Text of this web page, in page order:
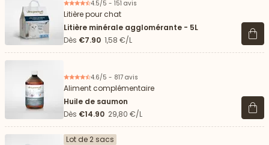
4.5/5 - 151 avis
Litière pour chat
Litière minérale agglomérante - 5L
Dès €7.90 1,58 €/L Voir
4.6/5 - 817 avis
Aliment complémentaire
Huile de saumon
Dès €14.90 29,80 €/L Voir
Lot de 2 sacs